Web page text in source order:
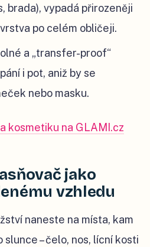
brada), vypadá přirozeněji
po celém obličeji.
a „transfer-proof“
i pot, aniž by se
nebo masku.
kosmetiku na GLAMI.cz
jako
vzhledu
naneste na místa, kam
– čelo, nos, lícní kosti